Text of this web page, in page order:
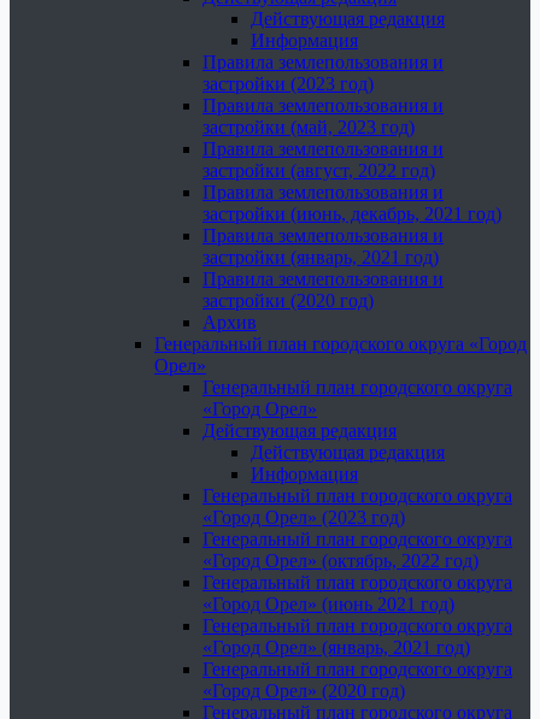
Действующая редакция
Информация
Правила землепользования и
застройки (2023 год)
Правила землепользования и
застройки (май, 2023 год)
Правила землепользования и
застройки (август, 2022 год)
Правила землепользования и
застройки (июнь, декабрь, 2021 год)
Правила землепользования и
застройки (январь, 2021 год)
Правила землепользования и
застройки (2020 год)
Архив
Генеральный план городского округа «Город
Орел»
Генеральный план городского округа
«Город Орел»
Действующая редакция
Действующая редакция
Информация
Генеральный план городского округа
«Город Орел» (2023 год)
Генеральный план городского округа
«Город Орел» (октябрь, 2022 год)
Генеральный план городского округа
«Город Орел» (июнь 2021 год)
Генеральный план городского округа
«Город Орел» (январь, 2021 год)
Генеральный план городского округа
«Город Орел» (2020 год)
Генеральный план городского округа